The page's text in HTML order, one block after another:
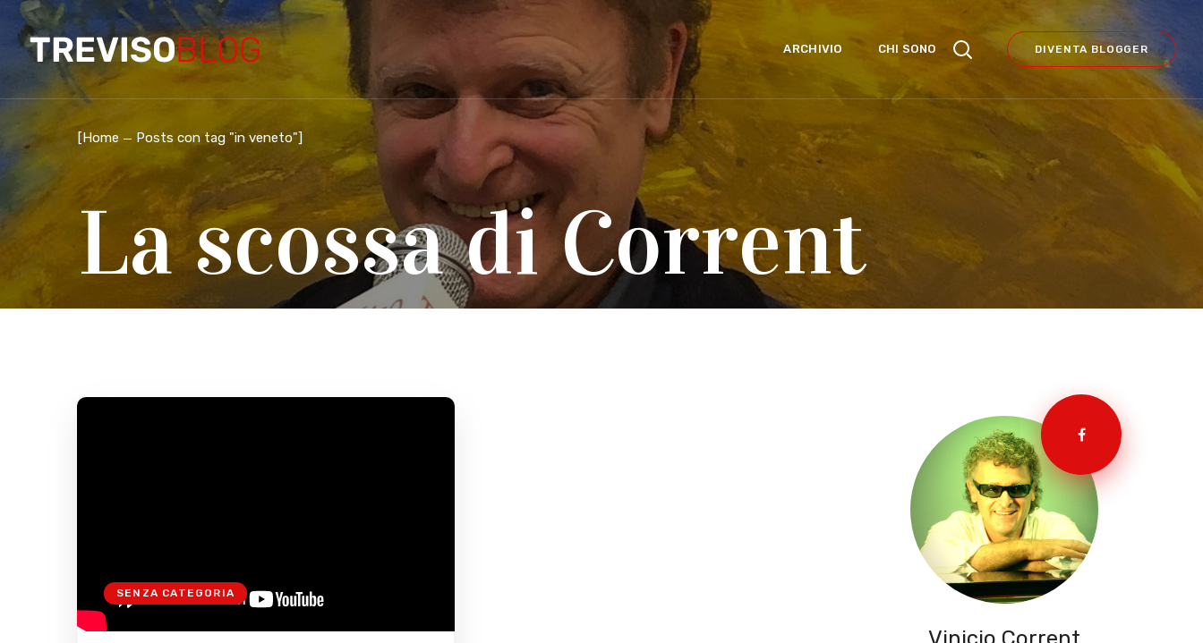
ARCHIVIO CHI SONO DIVENTA BLOGGER
[Home Posts con tag "in veneto"]
La scossa di Corrent
SENZA CATEGORIA